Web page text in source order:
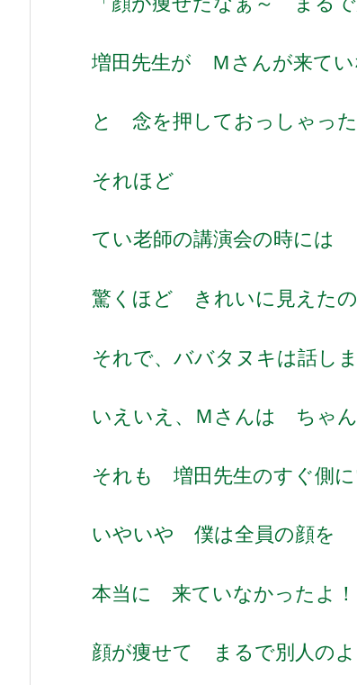
増田先生が Ｍさんが来て
と 念を押しておっしゃった
それほど
てい老師の講演会の時には
驚くほど きれいに見えたの
それで、ババタヌキは話しま
いえいえ、Ｍさんは ちゃん
それも 増田先生のすぐ側
いやいや 僕は全員の顔を
本当に 来ていなかったよ
顔が痩せて まるで別人の